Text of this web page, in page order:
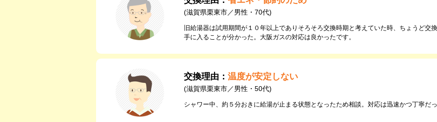
(滋賀県栗東市／男性・70代)
旧給湯器は試用期間が１０年以上でありそろそろ交換時期と考えていた時、ちょうど交
手に入ることが分かった。大阪ガスの対応は良かったです。
交換理由： 温度が安定しない
(滋賀県栗東市／男性・50代)
シャワー中、約５分おきに給湯が止まる状態となったため相談。対応は迅速かつ丁寧だ